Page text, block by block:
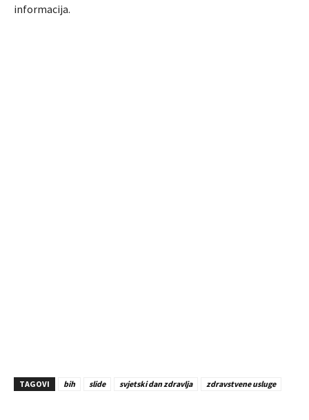
informacija.
TAGOVI bih slide svjetski dan zdravlja zdravstvene usluge